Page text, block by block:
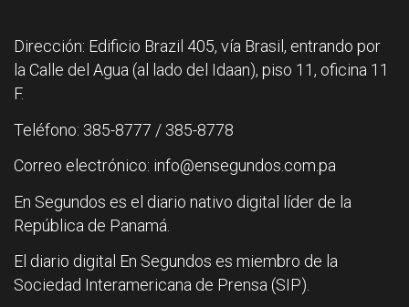
Dirección: Edificio Brazil 405, vía Brasil, entrando por
la Calle del Agua (al lado del Idaan), piso 11, oficina 11
F.
Teléfono: 385-8777 / 385-8778
Correo electrónico: info@ensegundos.com.pa
En Segundos es el diario nativo digital líder de la
República de Panamá.
El diario digital En Segundos es miembro de la
Sociedad Interamericana de Prensa (SIP).